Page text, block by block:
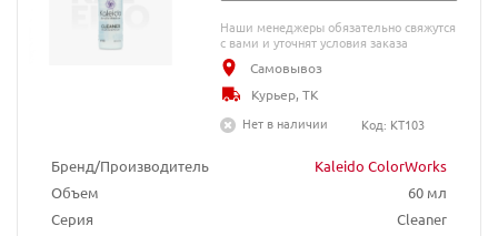
Бренд/Производитель
Kaleido ColorWorks
Объем
60 мл
Серия
Cleaner
Наши менеджеры обязательно свяжутся
с вами и уточнят условия заказа
Самовывоз
Курьер, ТК
Нет в наличии
Код: KT103